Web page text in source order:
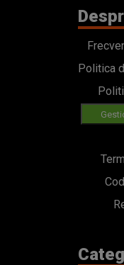
Politica